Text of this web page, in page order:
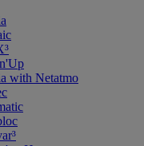
with Netatmo